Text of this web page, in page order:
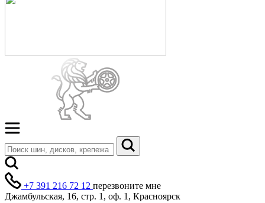
+7 391 216 72 12 перезвоните мне
Джамбульская, 16, стр. 1, оф. 1, Красноярск